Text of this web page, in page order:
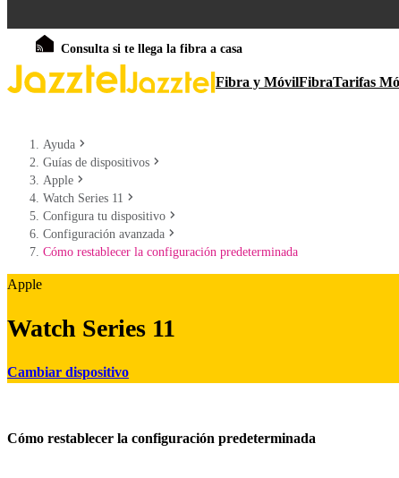
Consulta si te llega la fibra a casa
Fibra y MóvilFibraTarifas
Ayuda
Guías de dispositivos
Apple
Watch Series 11
Configura tu dispositivo
Configuración avanzada
Cómo restablecer la configuración predeterminada
Apple
Watch Series 11
Cambiar dispositivo
Cómo restablecer la configuración predeterminada